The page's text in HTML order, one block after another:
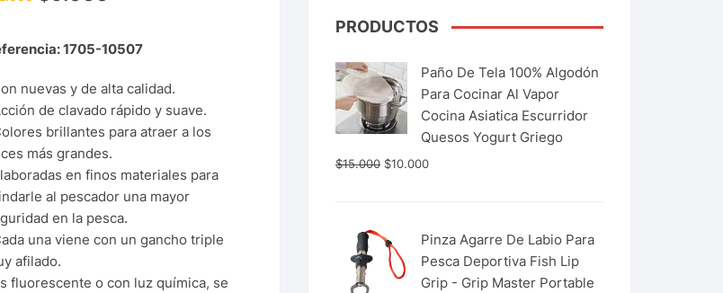
1705-10507
nuevas y de alta calidad.
de clavado rápido y suave.
brillantes para atraer a los
más grandes.
en finos materiales para
al pescador una mayor
en la pesca.
una viene con un gancho triple
afilado.
fluorescente o con luz química, se
PRODUCTOS
Paño De Tela 100% Algodón
Para Cocinar Al Vapor
Cocina Asiatica Escurridor
Quesos Yogurt Griego
$15.000 $10.000
Pinza Agarre De Labio Para
Pesca Deportiva Fish Lip
Grip - Grip Master Portable